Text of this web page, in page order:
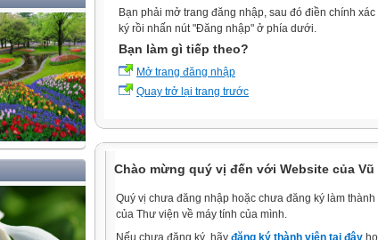
Bạn phải mở trang đăng nhập, sau đó điền chính
ký rồi nhấn nút "Đăng nhập" ở phía dưới.
Bạn làm gì tiếp theo?
Mở trang đăng nhập
Quay trở lại trang trước
Chào mừng quý vị đến với Website của Vũ
Quý vị chưa đăng nhập hoặc chưa đăng ký làm
của Thư viện về máy tính của mình.
Nếu chưa đăng ký, hãy đăng ký thành viên tại đây